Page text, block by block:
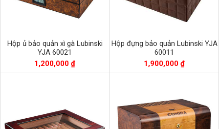
Hộp ủ bảo quản xì gà Lubinski
YJA 60021
1,200,000 ₫
Hộp đựng bảo quản Lubinski YJA
60011
1,900,000 ₫